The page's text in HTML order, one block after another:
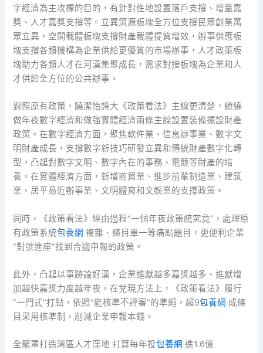
字經濟為主攻標的目的，有針對性地設置落戶支撐、增量嘉
獎、人才嘉獎支撐等。立異策源板塊全方位支撐民眾創業萬
眾立異，空間載體板塊支撐財產載體提質增效，辦事供應板
塊支撐各類機構為企業供給更優質的市場辦事，人才政策板
塊助力各類人才在河漢集聚成長，需求對接板塊為企業和人
才供給全方位的公共辦事。
對照原有政策，饒潔怡誇大《政策看法》主線更清楚，繚繞
做年夜數字經濟和做強實體經濟兩條主線設置裝備擺設財產
政策。在數字經濟方面，聚焦軟件業、信息辦事業、數字文
明財產成長，支撐數字新技巧研發立異和傳統財產數字化轉
型，凸起對數字文明、數字內在的事務、電競等財產的培
養。在實體經濟方面，新增商貿業、進步前輩制造業、建筑
業、居平易近辦事業、文明體育和文娛業的支撐政策。
同時，《政策看法》經由過程“一個年夜政策統究竟”，處理原
有政策系統包養網 複雜、條目單一等痛點題目，更便利企業
“對號進座”找到合適申報的政策。
此外，凸起以事跡論好漢，企業進獻越多嘉獎越多、進獻增
加越快嘉獎力度越年夜。在兌現方法上，《政策看法》履行
“一門式”打點，依照“能核準不評審”的準繩，超9包養網 成條
目采用核準制，削減企業申報本錢。
全籠罩打造灣區人才窪地 打算每年投包養網 進1.6億